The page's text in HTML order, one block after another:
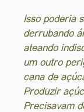
Isso poderia
derrubando
ateando
um outro
cana de
Produzir
Precisavam